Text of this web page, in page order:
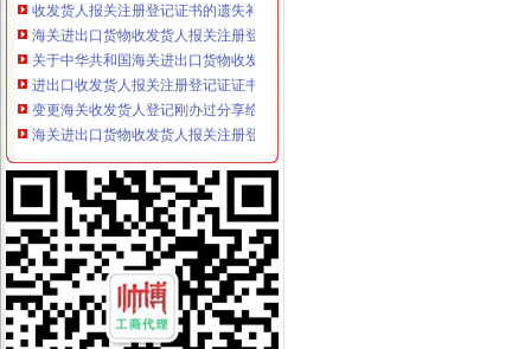
海关进出口货物收发货人报关注册登记证书逾期未年审_政务咨询_浙江
关于中华共和国海关进出口货物收发货人报关注册登记证书网上办
进出口收发货人报关注册登记证证书换证问题-阿里巴巴行业问答
变更海关收发货人登记刚办过分享给大家-外贸政策-福步外贸论坛
海关进出口货物收发货人报关注册登记证书有什么用？_已解决-阿里
海关进出口货物收发货人报关注册登记证书有什么用？_已解决-阿里
进出口收发货人报关注册登记证书注册信息变更须知
人代表变更更新中人华民共和国海关进出口货物收发货人报关注册登
收发货人备案登记表(即海关证书)变更所需资料及注意事项-hexin_
变更进出口收发货人注册登记证书需提交什么资料?-新海关外贸政
进出口收发货人注册登记变更
进出口货物收发货人应当在办理注册登记许可延期的同时办理换领进出
济南长增国际贸易有限公司海关进出口货物收发货人注册登记证书挂失
海关办理进出口收发货人注册登记及换证所需的资料,2010年|,2010